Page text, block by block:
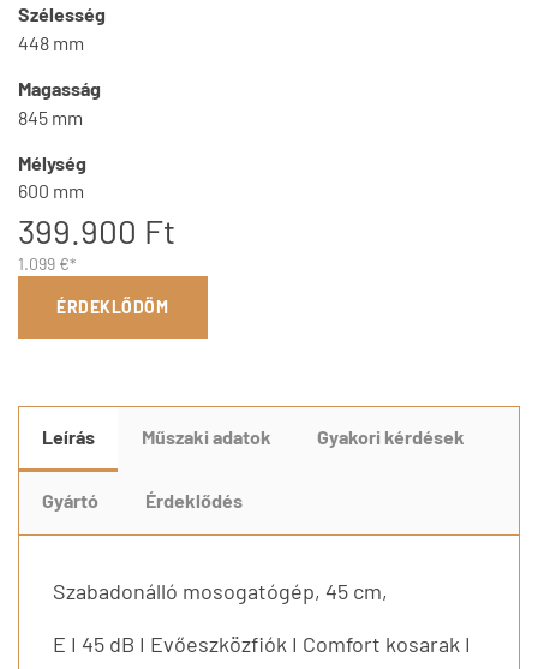
Szélesség
448 mm
Magasság
845 mm
Mélység
600 mm
399.900 Ft
1.099 €*
ÉRDEKLŐDÖM
Leírás Műszaki adatok Gyakori kérdések
Gyártó Érdeklődés
Szabadonálló mosogatógép, 45 cm,
E I 45 dB I Evőeszközfiók I Comfort kosarak I